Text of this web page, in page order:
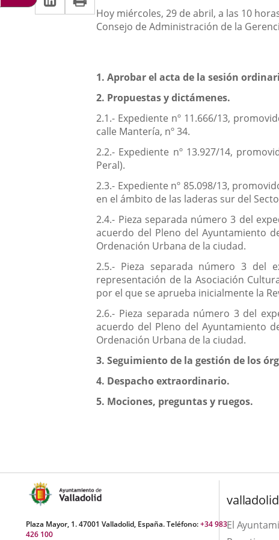
aplicaciónaplicación
a
externa.
Descripción
Hoy miércoles, 29 de abril, a las 10
Consejo de Administración de la
1.Aprobar el acta de la sesión
2. Propuestas y dictámenes.
2.1.- Expediente nº 11.666/13,
calle Mantería, nº 34.
2.2.- Expediente nº 13.927/14,
Peral).
2.3.- Expediente nº 85.098/13,
en el ámbito de las laderas sur del
2.4.- Pieza separada número 3 del
acuerdo del Pleno del Ayuntamiento
Ordenación Urbana de la ciudad.
2.5.- Pieza separada número 3 del
representación de la Asociación
por el que se aprueba inicialmente la
2.6.- Pieza separada número 3 del
acuerdo del Pleno del Ayuntamiento
Ordenación Urbana de la ciudad.
3.Seguimiento de la gestión de los
4. Despacho extraordinario.
5. Mociones, preguntas y ruegos.
Plaza Mayor, 1. 47001 Valladolid, España. Teléfono:+34 983
426 100
El